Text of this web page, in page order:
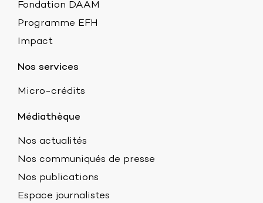
Fondation DAAM
Programme EFH
Impact
Nos services
Micro-crédits
Médiathèque
Nos actualités
Nos communiqués de presse
Nos publications
Espace journalistes